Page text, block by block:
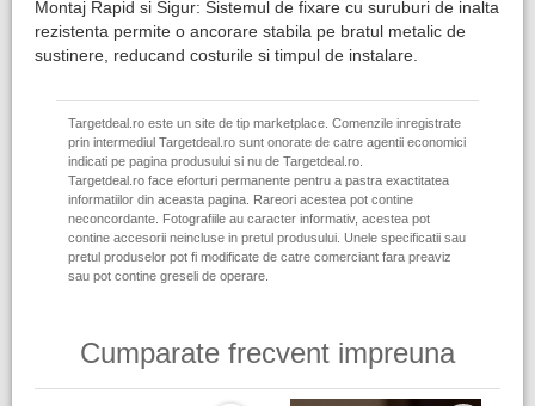
Montaj Rapid si Sigur: Sistemul de fixare cu suruburi de inalta
rezistenta permite o ancorare stabila pe bratul metalic de
sustinere, reducand costurile si timpul de instalare.
Targetdeal.ro este un site de tip marketplace. Comenzile inregistrate
prin intermediul Targetdeal.ro sunt onorate de catre agentii economici
indicati pe pagina produsului si nu de Targetdeal.ro.
Targetdeal.ro face eforturi permanente pentru a pastra exactitatea
informatiilor din aceasta pagina. Rareori acestea pot contine
neconcordante. Fotografiile au caracter informativ, acestea pot
contine accesorii neincluse in pretul produsului. Unele specificatii sau
pretul produselor pot fi modificate de catre comerciant fara preaviz
sau pot contine greseli de operare.
Cumparate frecvent impreuna